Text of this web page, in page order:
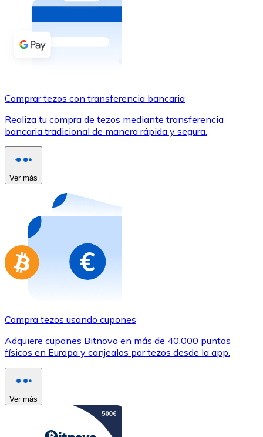
Transferencia SEPA
Añade fondos a tu cuenta Bitnovo o realiza compras
Comprar con Transferencia
Utiliza tarjetas Visa y Mastercard para comprar
Comprar con tarjeta
Tienda - Tarjetas regalo
Nuevo
Compra tarjetas regalo de tus marcas favoritas con
Ir a la tienda de tarjetas regalo
Comprar tezos con transferencia bancaria
Realiza tu compra de tezos mediante transferencia
bancaria tradicional de manera rápida y segura.
Ver más
Compra tezos usando cupones
Adquiere cupones Bitnovo en más de 40.000 puntos
físicos en Europa y canjealos por tezos desde la app.
Ver más